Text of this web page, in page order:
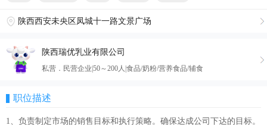
陕西西安未央区凤城十一路文景广场
陕西瑞优乳业有限公司
私营．民营企业|50～200人|食品/奶粉/营养食品/辅食
职位描述
1、负责制定市场的销售目标和执行策略。确保达成公司下达的目标。